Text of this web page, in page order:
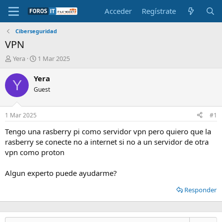
Acceder Regístrate
Ciberseguridad
VPN
I
i
c
a
d
o
r
d
e
l
e
Yera
F
c
a
i
n
c
i
1 Mar 2025
Y Yera
Guest
1 Mar 2025 #1
Tengo una rasberry pi como servidor vpn pero quiero que la
rasberry se conecte no a internet si no a un servidor de otra
vpn como proton
Algun experto puede ayudarme?
Responder